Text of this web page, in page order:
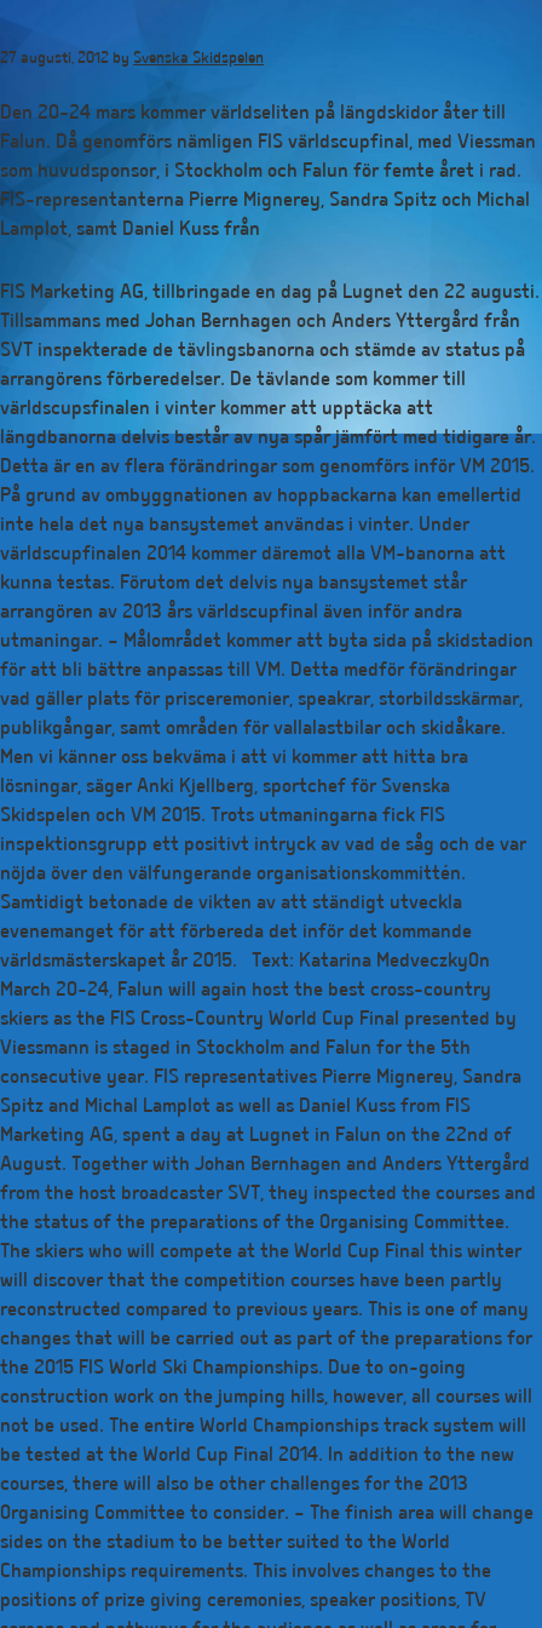
huvudinnehåll
27 augusti, 2012 by Svenska Skidspelen
Den 20-24 mars kommer världseliten på längdskidor åter till
Falun. Då genomförs nämligen FIS världscupfinal, med Viessman
som huvudsponsor, i Stockholm och Falun för femte året i rad.
FIS-representanterna Pierre Mignerey, Sandra Spitz och Michal
Lamplot, samt Daniel Kuss från
FIS Marketing AG, tillbringade en dag på Lugnet den 22 augusti.
Tillsammans med Johan Bernhagen och Anders Yttergård från
SVT inspekterade de tävlingsbanorna och stämde av status på
arrangörens förberedelser. De tävlande som kommer till
världscupsfinalen i vinter kommer att upptäcka att
längdbanorna delvis består av nya spår jämfört med tidigare år.
Detta är en av flera förändringar som genomförs inför VM 2015.
På grund av ombyggnationen av hoppbackarna kan emellertid
inte hela det nya bansystemet användas i vinter. Under
världscupfinalen 2014 kommer däremot alla VM-banorna att
kunna testas. Förutom det delvis nya bansystemet står
arrangören av 2013 års världscupfinal även inför andra
utmaningar. – Målområdet kommer att byta sida på skidstadion
för att bli bättre anpassas till VM. Detta medför förändringar
vad gäller plats för prisceremonier, speakrar, storbildsskärmar,
publikgångar, samt områden för vallalastbilar och skidåkare.
Men vi känner oss bekväma i att vi kommer att hitta bra
lösningar, säger Anki Kjellberg, sportchef för Svenska
Skidspelen och VM 2015. Trots utmaningarna fick FIS
inspektionsgrupp ett positivt intryck av vad de såg och de var
nöjda över den välfungerande organisationskommittén.
Samtidigt betonade de vikten av att ständigt utveckla
evenemanget för att förbereda det inför det kommande
världsmästerskapet år 2015. Text: Katarina MedveczkyOn
March 20-24, Falun will again host the best cross-country
skiers as the FIS Cross-Country World Cup Final presented by
Viessmann is staged in Stockholm and Falun for the 5th
consecutive year. FIS representatives Pierre Mignerey, Sandra
Spitz and Michal Lamplot as well as Daniel Kuss from FIS
Marketing AG, spent a day at Lugnet in Falun on the 22nd of
August. Together with Johan Bernhagen and Anders Yttergård
from the host broadcaster SVT, they inspected the courses and
the status of the preparations of the Organising Committee.
The skiers who will compete at the World Cup Final this winter
will discover that the competition courses have been partly
reconstructed compared to previous years. This is one of many
changes that will be carried out as part of the preparations for
the 2015 FIS World Ski Championships. Due to on-going
construction work on the jumping hills, however, all courses will
not be used. The entire World Championships track system will
be tested at the World Cup Final 2014. In addition to the new
courses, there will also be other challenges for the 2013
Organising Committee to consider. – The finish area will change
sides on the stadium to be better suited to the World
Championships requirements. This involves changes to the
positions of prize giving ceremonies, speaker positions, TV